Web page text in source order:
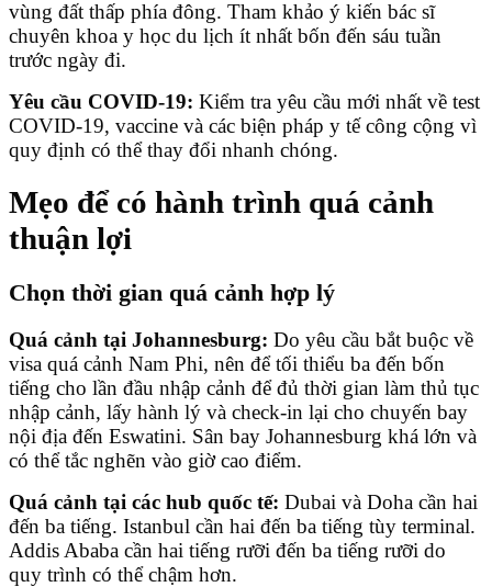
vùng đất thấp phía đông. Tham khảo ý kiến bác sĩ
chuyên khoa y học du lịch ít nhất bốn đến sáu tuần
trước ngày đi.
Yêu cầu COVID-19: Kiểm tra yêu cầu mới nhất về test
COVID-19, vaccine và các biện pháp y tế công cộng vì
quy định có thể thay đổi nhanh chóng.
Mẹo để có hành trình quá cảnh
thuận lợi
Chọn thời gian quá cảnh hợp lý
Quá cảnh tại Johannesburg: Do yêu cầu bắt buộc về
visa quá cảnh Nam Phi, nên để tối thiểu ba đến bốn
tiếng cho lần đầu nhập cảnh để đủ thời gian làm thủ tục
nhập cảnh, lấy hành lý và check-in lại cho chuyến bay
nội địa đến Eswatini. Sân bay Johannesburg khá lớn và
có thể tắc nghẽn vào giờ cao điểm.
Quá cảnh tại các hub quốc tế: Dubai và Doha cần hai
đến ba tiếng. Istanbul cần hai đến ba tiếng tùy terminal.
Addis Ababa cần hai tiếng rưỡi đến ba tiếng rưỡi do
quy trình có thể chậm hơn.